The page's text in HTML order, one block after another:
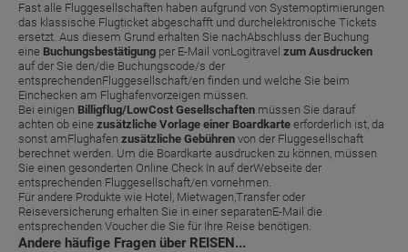
Fast alle Fluggesellschaften haben aufgrund von Systemoptimierungen
das klassische Flugticket abgeschafft und durchelektronische Tickets
ersetzt. Aus diesem Grund erhalten Sie nachAbschluss der Buchung
eine Buchungsbestätigung per E-Mail vonLogitravel zum Ausdrucken
auf der Sie den/die Buchungscode/s der
entsprechendenFluggesellschaft/en finden und welche Sie beim
Einchecken am Flughafenvorzeigen müssen.
Bei einigen Billigflug/LowCost Gesellschaften müssen Sie darauf
achten ob eine zusätzliche Vorlage einer Boardkarte erforderlich ist, da
sonst amFlughafen zusätzliche Gebühren von der Fluggesellschaft
berechnet werden. Um die Boardkarte ausdrucken zu können, müssen
Sie einen gesonderten Online Check In auf derWebseite der
entsprechenden Fluggesellschaft/en vornehmen.
Für andere Produkte wie Hotel, Mietwagen,Transfer oder
Reiseversicherung erhalten Sie in einer separatenE-Mail die
entsprechenden Voucher die Sie für Ihre Reise benötigen.
Andere häufige Fragen über REISEN...